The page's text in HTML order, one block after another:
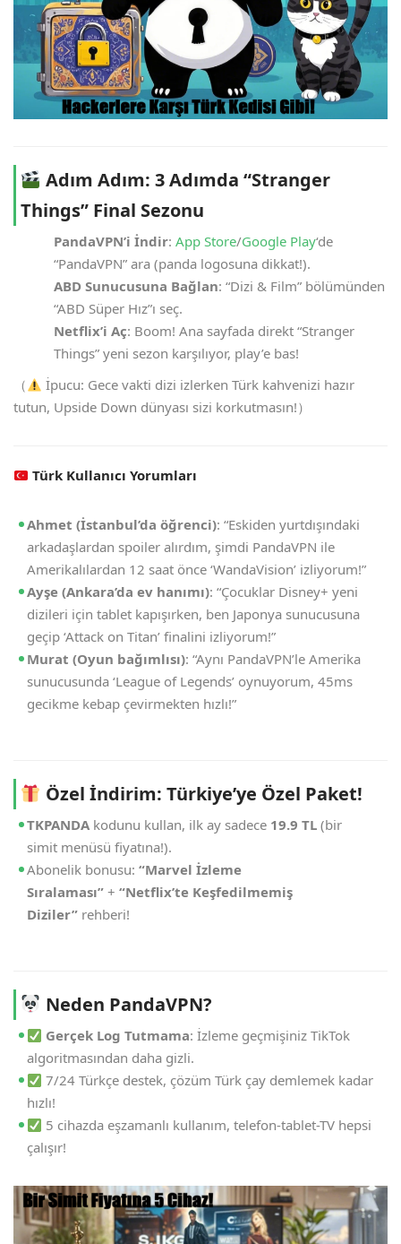
Adım Adım: 3 Adımda “Stranger
Things” Final Sezonu
PandaVPN’i İndir: App Store/Google Play‘de
“PandaVPN” ara (panda logosuna dikkat!).
ABD Sunucusuna Bağlan: “Dizi & Film” bölümünden
“ABD Süper Hız”ı seç.
Netflix’i Aç: Boom! Ana sayfada direkt “Stranger
Things” yeni sezon karşılıyor, play’e bas!
（
İpucu: Gece vakti dizi izlerken Türk kahvenizi hazır
tutun, Upside Down dünyası sizi korkutmasın!）
Türk Kullanıcı Yorumları
Ahmet (İstanbul’da öğrenci): “Eskiden yurtdışındaki
arkadaşlardan spoiler alırdım, şimdi PandaVPN ile
Amerikalılardan 12 saat önce ‘WandaVision’ izliyorum!”
Ayşe (Ankara’da ev hanımı): “Çocuklar Disney+ yeni
dizileri için tablet kapışırken, ben Japonya sunucusuna
geçip ‘Attack on Titan’ finalini izliyorum!”
Murat (Oyun bağımlısı): “Aynı PandaVPN’le Amerika
sunucusunda ‘League of Legends’ oynuyorum, 45ms
gecikme kebap çevirmekten hızlı!”
Özel İndirim: Türkiye’ye Özel Paket!
TKPANDA kodunu kullan, ilk ay sadece 19.9 TL (bir
simit menüsü fiyatına!).
Abonelik bonusu: “Marvel İzleme
Sıralaması” + “Netflix’te Keşfedilmemiş
Diziler” rehberi!
Neden PandaVPN?
Gerçek Log Tutmama: İzleme geçmişiniz TikTok
algoritmasından daha gizli.
7/24 Türkçe destek, çözüm Türk çay demlemek kadar
hızlı!
5 cihazda eşzamanlı kullanım, telefon-tablet-TV hepsi
çalışır!